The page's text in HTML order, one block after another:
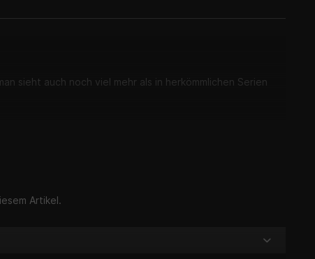
sieht auch noch viel mehr als in herkömmlichen Serien
Artikel.